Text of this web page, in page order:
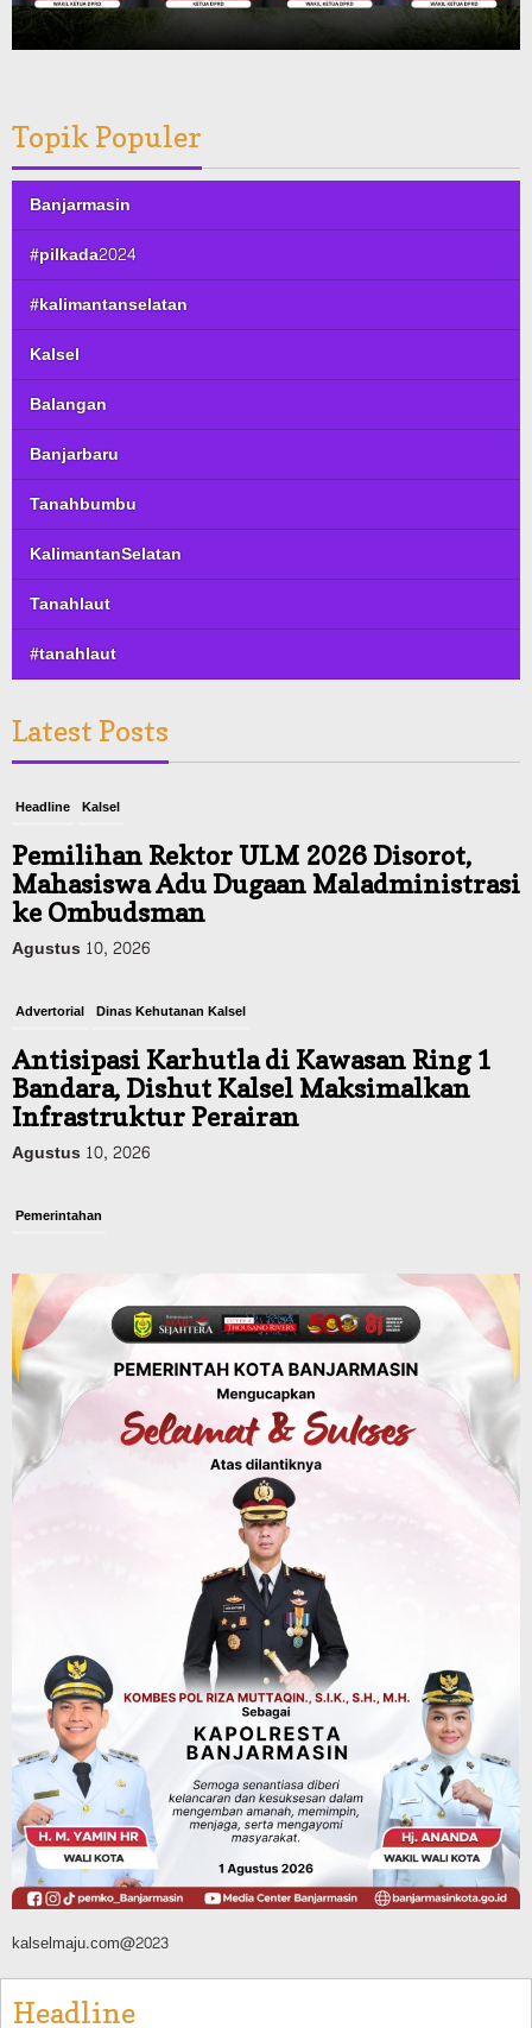
Topik Populer
Banjarmasin
#pilkada2024
#kalimantanselatan
Kalsel
Balangan
Banjarbaru
Tanahbumbu
KalimantanSelatan
Tanahlaut
#tanahlaut
Latest Posts
Headline Kalsel
Pemilihan Rektor ULM 2026 Disorot,
Mahasiswa Adu Dugaan Maladministrasi
ke Ombudsman
Agustus 10, 2026
Advertorial Dinas Kehutanan Kalsel
Antisipasi Karhutla di Kawasan Ring 1
Bandara, Dishut Kalsel Maksimalkan
Infrastruktur Perairan
Agustus 10, 2026
Pemerintahan
Kalsel Buat Kajian dan Akui Tak Punya
Kewenangan karena Aset Jalan Nasional
Agustus 10, 2026
Headline Pemerintahan
Kasus ISPA Banjarbaru Tembus 21.323,
Melonjak Sejak Bulan Juli Tahun 2026
Dinas Kehutanan Kalsel
Siapsiaga Ancaman Karhutla di Tahura,
Sarana Pendukunga Pemadaman
Ditempatkan di Sejumlah Titik Rawan
Agustus 10, 2026
kalselmaju.com@2023
Headline